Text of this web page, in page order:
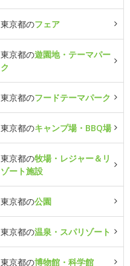
東京都のフェア
東京都の遊園地・テーマパー
ク
東京都のフードテーマパーク
東京都のキャンプ場・BBQ場
東京都の牧場・レジャー＆リ
ゾート施設
東京都の公園
東京都の温泉・スパリゾート
東京都の博物館・科学館